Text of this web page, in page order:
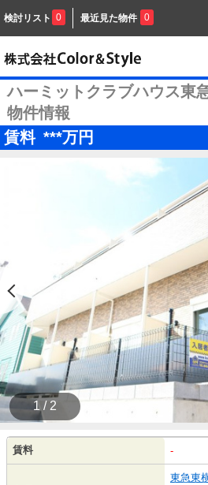
検討リスト 0 最近見た物件 0
ハーミットクラブハウス東
物件情報
賃料 ***万円
1 / 2
賃料 -
東急東